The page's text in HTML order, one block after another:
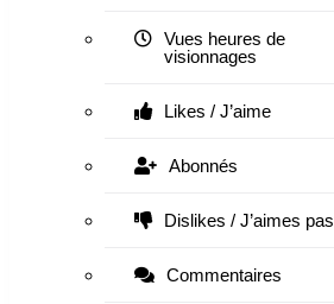
Vues heures de
visionnages
Likes / J’aime
Abonnés
Dislikes / J’aimes pas
Commentaires